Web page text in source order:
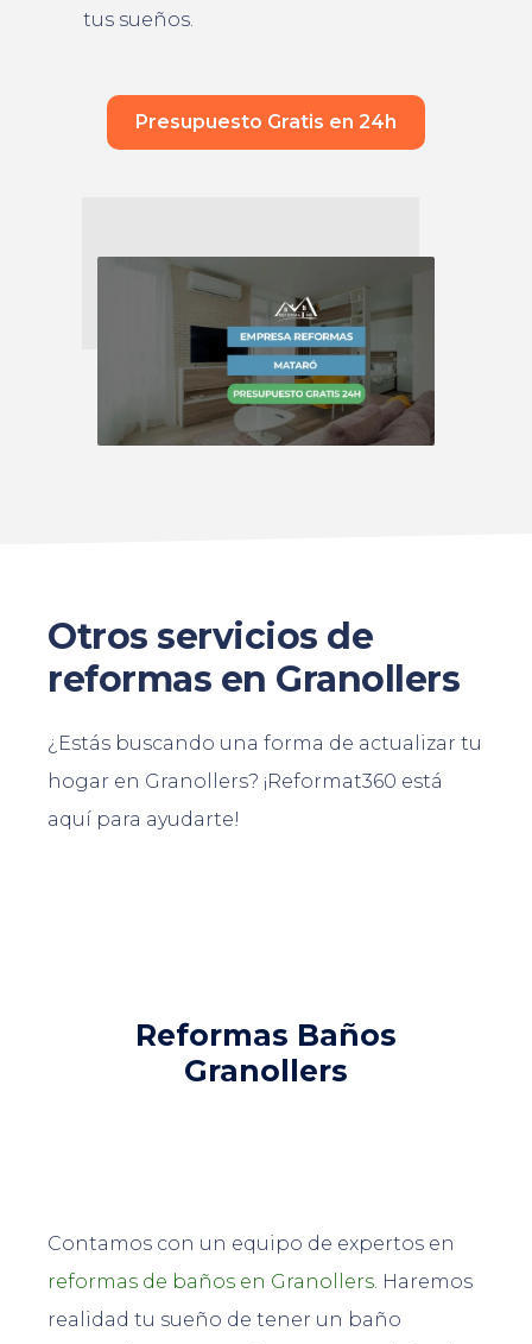
tus sueños.
Presupuesto Gratis en 24h
Otros servicios de
reformas en Granollers
¿Estás buscando una forma de actualizar tu
hogar en Granollers? ¡Reformat360 está
aquí para ayudarte!
Reformas Baños
Granollers
Contamos con un equipo de expertos en
reformas de baños en Granollers. Haremos
realidad tu sueño de tener un baño